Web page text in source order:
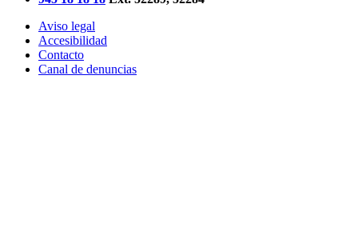
Aviso legal
Accesibilidad
Contacto
Canal de denuncias